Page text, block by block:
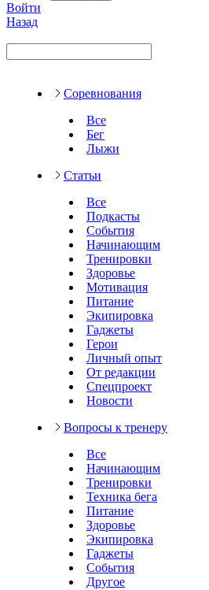
Войти
Назад
Соревнования
Все
Бег
Лыжи
Статьи
Все
Подкасты
События
Начинающим
Тренировки
Здоровье
Мотивация
Питание
Экипировка
Гаджеты
Герои
Личный опыт
От редакции
Спецпроект
Новости
Вопросы к тренеру
Все
Начинающим
Тренировки
Техника бега
Питание
Здоровье
Экипировка
Гаджеты
События
Другое